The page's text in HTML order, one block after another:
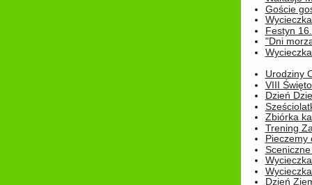
Goście
Festyn
"Dni
Urodziny
VIII
Dzień
Zbiórka
Trening
Pieczemy
Dzień